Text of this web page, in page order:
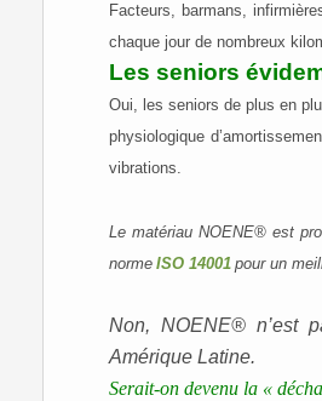
Facteurs, barmans,
chaque jour de nombreux
Les seniors
Oui, les seniors de plus en
physiologique
vibrations.
Le matériau NOENE® est
norme ISO 14001 pour un
Non, NOENE® n’est
Amérique Latine.
Serait-on devenu la «